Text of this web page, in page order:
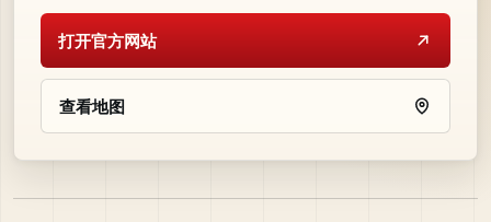
打开官方网站
查看地图